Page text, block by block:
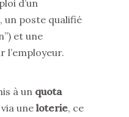
d’un
un poste qualifié
et une
l’employeur.
à un quota
une loterie, ce